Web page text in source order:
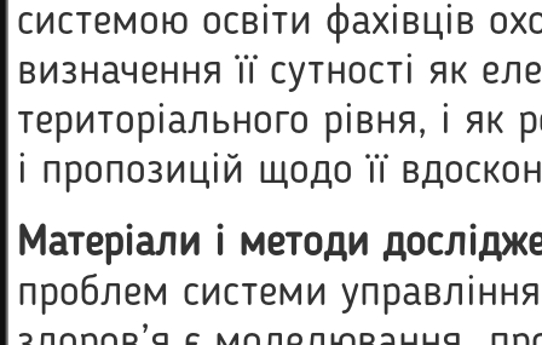
системою освіти фахівців
визначення її сутності як
територіального рівня, і як
і пропозицій щодо її
Матеріали і методи
проблем системи